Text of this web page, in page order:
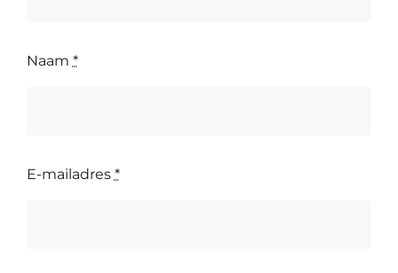
Naam *
E-mailadres *